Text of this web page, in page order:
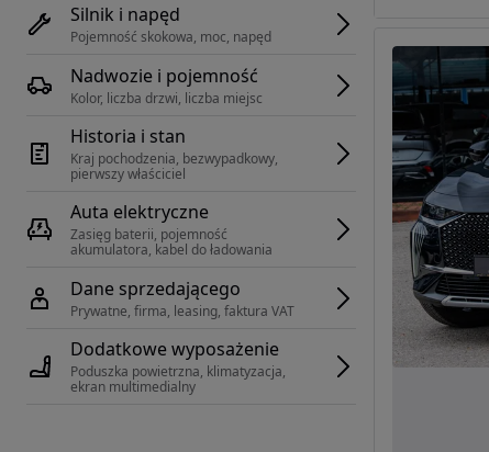
Silnik i napęd
Pojemność skokowa, moc, napęd
Nadwozie i pojemność
Kolor, liczba drzwi, liczba miejsc
Historia i stan
Kraj pochodzenia, bezwypadkowy,
pierwszy właściciel
Auta elektryczne
Zasięg baterii, pojemność
akumulatora, kabel do ładowania
Dane sprzedającego
Prywatne, firma, leasing, faktura VAT
Dodatkowe wyposażenie
Poduszka powietrzna, klimatyzacja,
ekran multimedialny